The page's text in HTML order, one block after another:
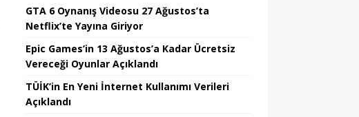
GTA 6 Oynanış Videosu 27 Ağustos’ta
Netflix’te Yayına Giriyor
Epic Games’in 13 Ağustos’a Kadar Ücretsiz
Vereceği Oyunlar Açıklandı
TÜİK’in En Yeni İnternet Kullanımı Verileri
Açıklandı